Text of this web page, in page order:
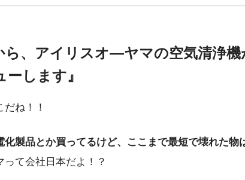
ら、アイリスオ―ヤマの空気清浄機
します』
ね！！
製品とか買ってるけど、ここまで最短で壊れた物
って会社日本だよ！？